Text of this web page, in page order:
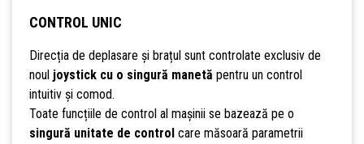
CONTROL UNIC
Direcția de deplasare și brațul sunt controlate exclusiv de
noul joystick cu o singură manetă pentru un control
intuitiv și comod.
Toate funcțiile de control al mașinii se bazează pe o
singură unitate de control care măsoară parametrii